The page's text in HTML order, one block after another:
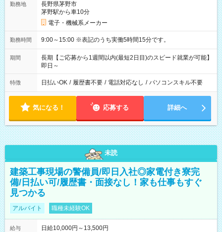
勤務地
長野県茅野市
茅野駅から車10分
電子・機械系メーカー
勤務時間 9:00～15:00 ※表記のうち実働5時間15分です。
期間
長期【ご応募から1週間以内(最短2日目)のスピード就業が可能】
即日～
特徴 日払いOK / 履歴書不要 / 電話対応なし / パソコンスキル不要
気になる！ 応募する 詳細へ
未読
建築工事現場の警備員/即日入社◎家電付き寮完
備/日払い可/履歴書・面接なし！家も仕事もすぐ
見つかる
アルバイト 職種未経験OK
給与
日給10,000円～13,500円